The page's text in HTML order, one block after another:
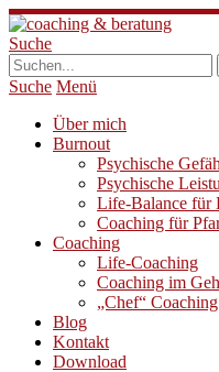
Suche
Suche Menü
Über mich
Burnout
Psychische
Psychische
Life-Balance für
Coaching für
Coaching
Life-Coaching
Coaching im
„Chef“ Coaching
Blog
Kontakt
Download